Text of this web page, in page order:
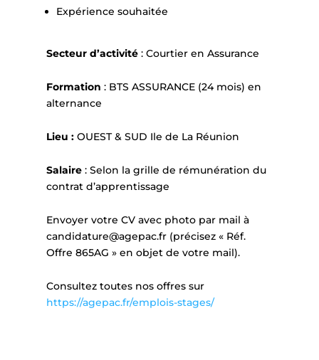
Expérience souhaitée
Secteur d’activité: Courtier en Assurance
Formation : BTS ASSURANCE (24 mois) en
alternance
Lieu :OUEST & SUD Ile de La Réunion
Salaire: Selon la grille de rémunération du
contrat d’apprentissage
Envoyer votre CV avec photo par mail à
candidature@agepac.fr (précisez « Réf.
Offre 865AG » en objet de votre mail).
Consultez toutes nos offres sur
https://agepac.fr/emplois-stages/